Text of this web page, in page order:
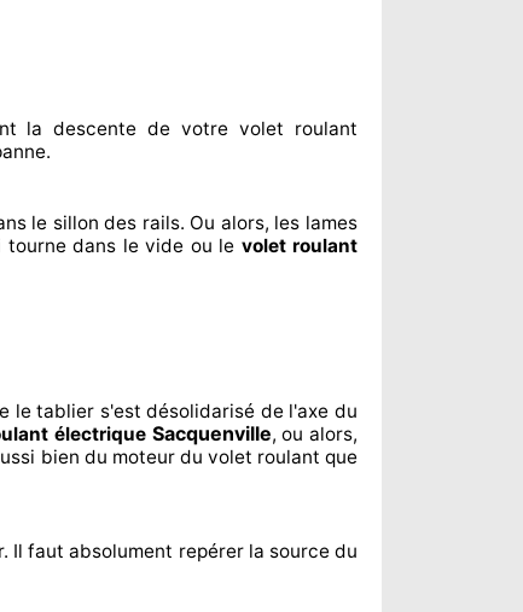
la descente de votre volet roulant
le sillon des rails. Ou alors, les lames
dans le vide ou le volet roulant
le tablier s'est désolidarisé de l'axe du
électrique Sacquenville, ou alors,
bien du moteur du volet roulant que
Il faut absolument repérerla sourcedu